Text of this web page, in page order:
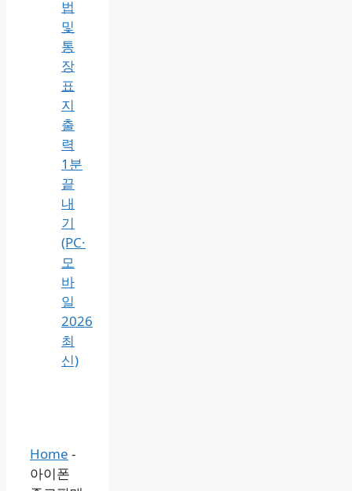
법
및
통
장
표
지
출
력
1분
끝
내
기
(PC·
모
바
일
2026
최
신)
Home -
아이폰